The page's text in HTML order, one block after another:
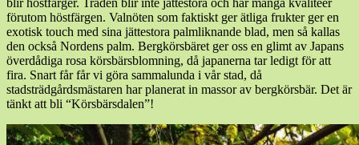
förutom höstfärgen. Valnöten som faktiskt ger ätliga frukter ger en
exotisk touch med sina jättestora palmliknande blad, men så kallas
den också Nordens palm. Bergkörsbäret ger oss en glimt av Japans
överdådiga rosa körsbärsblomning, då japanerna tar ledigt för att
fira. Snart får får vi göra sammalunda i vår stad, då
stadsträdgårdsmästaren har planerat in massor av bergkörsbär. Det är
tänkt att bli “Körsbärsdalen”!